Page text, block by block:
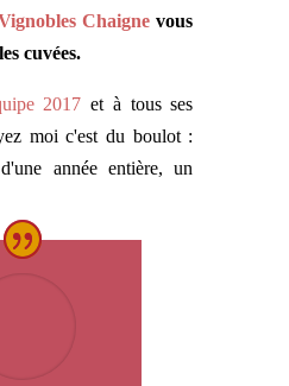
Chaigne vous
cuvées.
2017 et à tous ses
moi c'est du boulot :
année entière, un